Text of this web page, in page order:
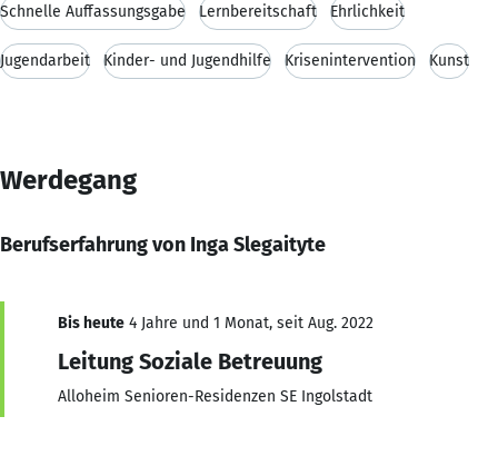
Schnelle Auffassungsgabe Lernbereitschaft Ehrlichkeit
Jugendarbeit Kinder- und Jugendhilfe Krisenintervention Kunst
Werdegang
Berufserfahrung von Inga Slegaityte
Bis heute 4 Jahre und 1 Monat, seit Aug. 2022
Leitung Soziale Betreuung
Alloheim Senioren-Residenzen SE Ingolstadt